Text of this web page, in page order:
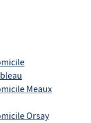
Meaux
Orsay